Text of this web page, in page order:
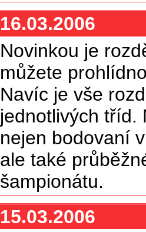
16.03.2006
Novinkou je
můžete
Navíc je vše
jednotlivých tříd.
nejen bodovaní
ale také
šampionátu.
15.03.2006